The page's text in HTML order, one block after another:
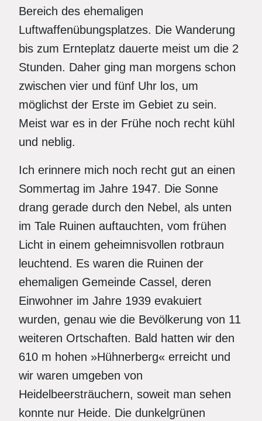
Bereich des ehemaligen
Luftwaffenübungsplatzes. Die Wanderung
bis zum Ernteplatz dauerte meist um die 2
Stunden. Daher ging man morgens schon
zwischen vier und fünf Uhr los, um
möglichst der Erste im Gebiet zu sein.
Meist war es in der Frühe noch recht kühl
und neblig.
Ich erinnere mich noch recht gut an einen
Sommertag im Jahre 1947. Die Sonne
drang gerade durch den Nebel, als unten
im Tale Ruinen auftauchten, vom frühen
Licht in einem geheimnisvollen rotbraun
leuchtend. Es waren die Ruinen der
ehemaligen Gemeinde Cassel, deren
Einwohner im Jahre 1939 evakuiert
wurden, genau wie die Bevölkerung von 11
weiteren Ortschaften. Bald hatten wir den
610 m hohen »Hühnerberg« erreicht und
wir waren umgeben von
Heidelbeersträuchern, soweit man sehen
konnte nur Heide. Die dunkelgrünen